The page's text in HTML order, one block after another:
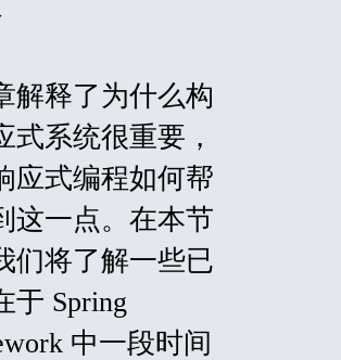
解释了为什么构
式系统很重要，
应式编程如何帮
这一点。在本节
们将了解一些已
于 Spring
中一段时间​​